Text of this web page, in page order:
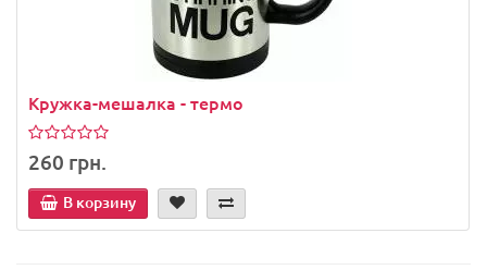
Кружка-мешалка - термо
260 грн.
В корзину